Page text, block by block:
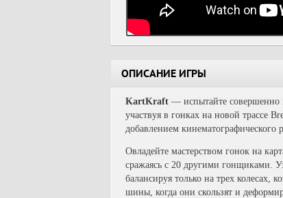
ОПИСАНИЕ ИГРЫ
KartKraft — испытайте совершенно
участвуя в гонках на новой трассе
добавлением кинематографического
Овладейте мастерством гонок на
сражаясь с 20 другими гонщиками.
балансируя только на трех колесах,
шины, когда они скользят и